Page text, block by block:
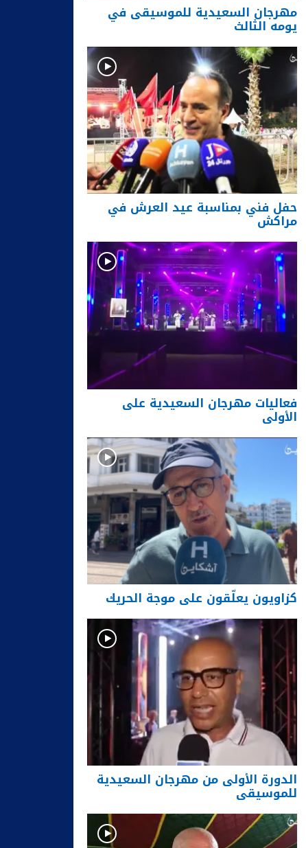
مهرجان السعيدية للموسيقى في
يومه الثالث
حفل فني بمناسبة عيد العرش في
مراكش
فعاليات مهرجان السعيدية على
الأولى
كزاويون يعلّقون على موجة الحريك
الدورة الأولى من مهرجان السعيدية
للموسيقى